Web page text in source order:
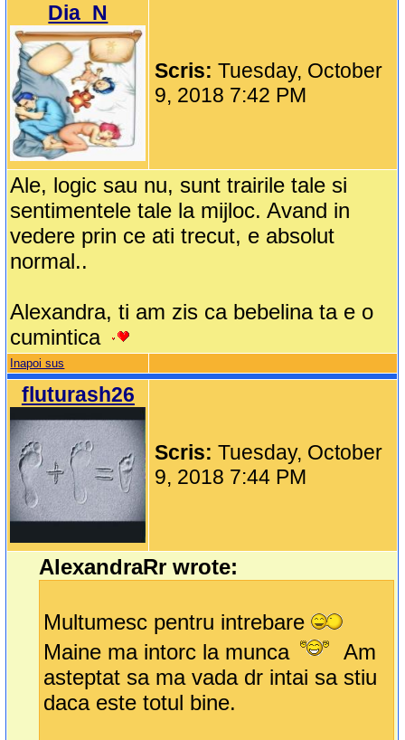
Dia_N
Scris:Tuesday, October
9, 2018 7:42 PM
Ale, logic sau nu, sunt trairile tale si
sentimentele tale la mijloc. Avand in
vedere prin ce ati trecut, e absolut
normal..
Alexandra, ti am zis ca bebelina ta e o
cumintica
Inapoi sus
fluturash26
Scris:Tuesday, October
9, 2018 7:44 PM
AlexandraRr wrote:
Multumesc pentru intrebare
Maine ma intorc la munca
Am
asteptat sa ma vada dr intai sa stiu
daca este totul bine.